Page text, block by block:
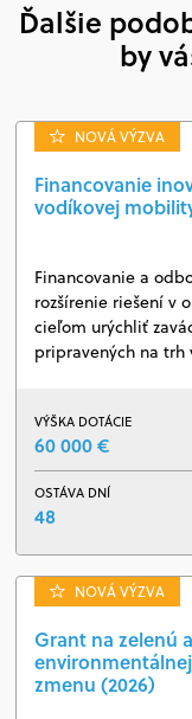
Ďalšie
by
NOVÁ VÝZVA
Financovanie
vodíkovej
Financovanie a
rozšírenie riešení v
cieľom urýchliť
pripravených na trh
VÝŠKA DOTÁCIE
60 000 €
OSTÁVA DNÍ
48
NOVÁ VÝZVA
Grant na zelenú
zmenu (2026)